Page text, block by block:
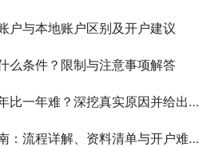
户与本地账户区别及开户建议
么条件？限制与注意事项解答
年难？深挖真实原因并给出实用对策
流程详解、资料清单与开户难点应对